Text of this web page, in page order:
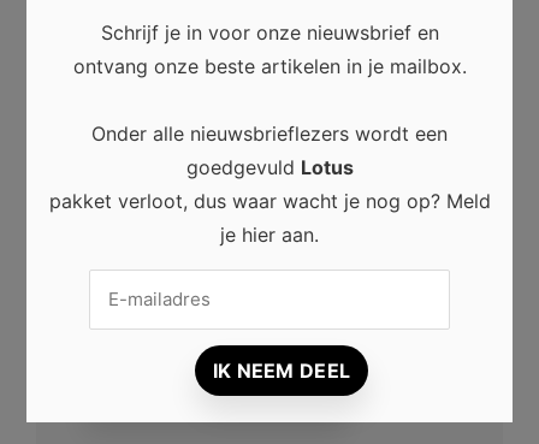
Site
Mijn naam, e-mail en site opslaan in deze
browser voor de volgende keer wanneer ik
een reactie plaats.
Schrijf je in voor onze nieuwsbrief en
ontvang onze beste artikelen in je mailbox.
Onder alle nieuwsbrieflezers wordt een
goedgevuld Lotus
pakket verloot, dus waar wacht je nog op? Meld
je hier aan.